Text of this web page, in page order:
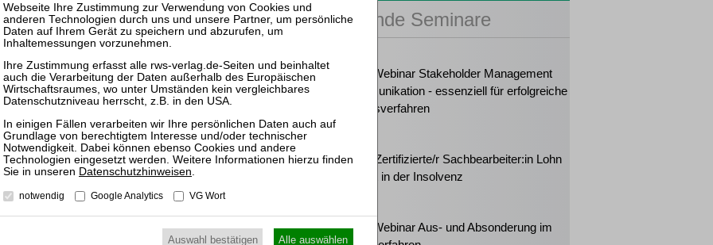
Passende Seminare
Praktiker-Webinar Stakeholder Management
und Kommunikation - essenziell für erfolgreiche
Sanierungsverfahren
Frankfurt: Zertifizierte/r Sachbearbeiter:in Lohn
und Gehalt in der Insolvenz
Praktiker-Webinar Aus- und Absonderung im
Datenschutzhinweisen
notwendig Google Analytics VG Wort
Auswahl bestätigen Alle auswählen